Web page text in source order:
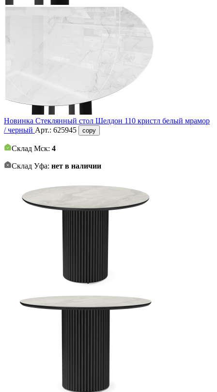
Новинка Стеклянный стол Шелдон 110 кристл белый мрамор
/ черный Арт.: 625945 copy
Склад Мск: 4
Склад Уфа: нет в наличии